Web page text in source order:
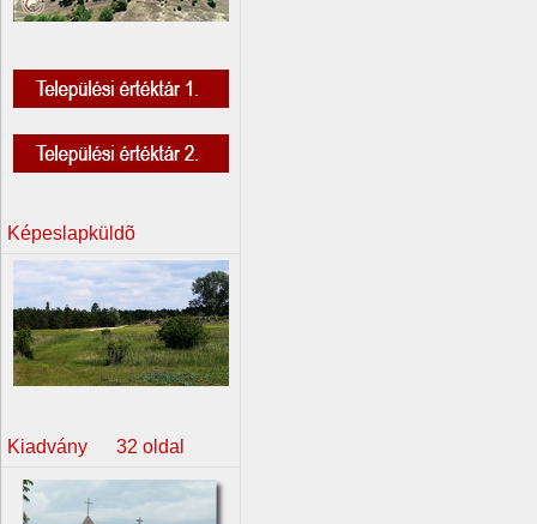
Képeslapküldõ
Kiadvány 32 oldal